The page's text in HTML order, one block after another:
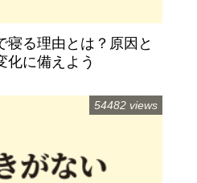
寝る理由とは？原因と
化に備えよう
54482 views